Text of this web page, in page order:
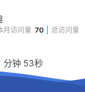
月访问量 70
总访问量
分钟 53秒